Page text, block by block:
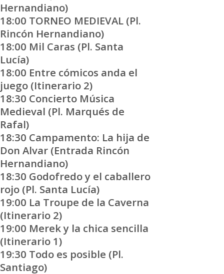
Hernandiano)
18:00 TORNEO MEDIEVAL (Pl.
Rincón Hernandiano)
18:00 Mil Caras (Pl. Santa
Lucía)
18:00 Entre cómicos anda el
juego (Itinerario 2)
18:30 Concierto Música
Medieval (Pl. Marqués de
Rafal)
18:30 Campamento: La hija de
Don Alvar (Entrada Rincón
Hernandiano)
18:30 Godofredo y el caballero
rojo (Pl. Santa Lucía)
19:00 La Troupe de la Caverna
(Itinerario 2)
19:00 Merek y la chica sencilla
(Itinerario 1)
19:30 Todo es posible (Pl.
Santiago)